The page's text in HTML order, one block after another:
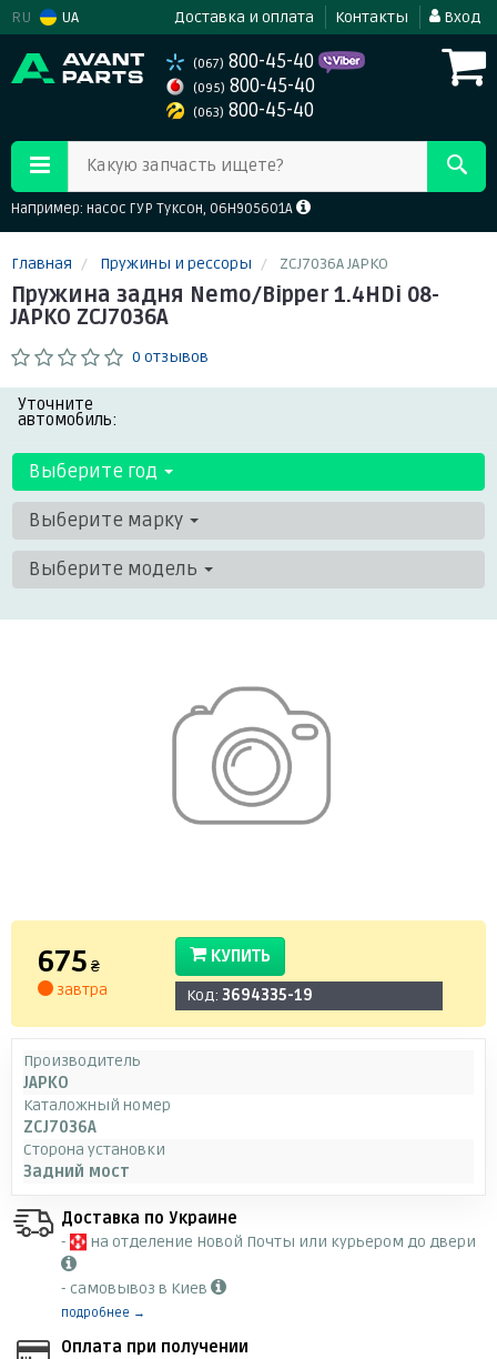
RU UA Доставка и оплата Контакты Вход
(067) 800-45-40
(095) 800-45-40
(063) 800-45-40
Какую запчасть ищете?
Например: насос ГУР Туксон, 06H905601A
Главная Пружины и рессоры ZCJ7036A JAPKO
Пружина задня Nemo/Bipper 1.4HDi 08-
JAPKO ZCJ7036A
0 отзывов
Уточните
автомобиль:
Выберите год
Выберите марку
Выберите модель
675 ₴
завтра
КУПИТЬ
Код: 3694335-19
Производитель
JAPKO
Каталожный номер
ZCJ7036A
Сторона установки
Задний мост
Доставка по Украине
-
на отделение Новой Почты или курьером до двери
- самовывоз в Киев
подробнее →
Оплата при получении